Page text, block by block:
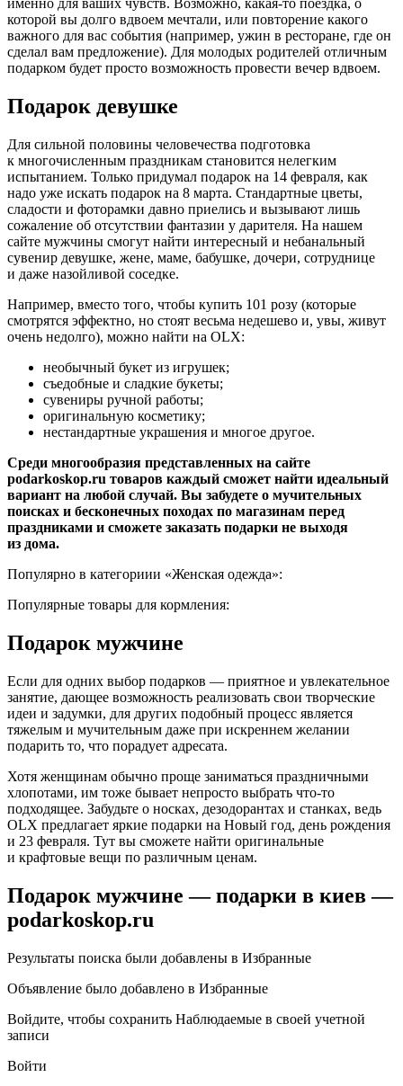
именно для ваших чувств. Возможно, какая-то поездка, о
которой вы долго вдвоем мечтали, или повторение какого
важного для вас события (например, ужин в ресторане, где он
сделал вам предложение). Для молодых родителей отличным
подарком будет просто возможность провести вечер вдвоем.
Подарок девушке
Для сильной половины человечества подготовка
к многочисленным праздникам становится нелегким
испытанием. Только придумал подарок на 14 февраля, как
надо уже искать подарок на 8 марта. Стандартные цветы,
сладости и фоторамки давно приелись и вызывают лишь
сожаление об отсутствии фантазии у дарителя. На нашем
сайте мужчины смогут найти интересный и небанальный
сувенир девушке, жене, маме, бабушке, дочери, сотруднице
и даже назойливой соседке.
Например, вместо того, чтобы купить 101 розу (которые
смотрятся эффектно, но стоят весьма недешево и, увы, живут
очень недолго), можно найти на OLX:
необычный букет из игрушек;
съедобные и сладкие букеты;
сувениры ручной работы;
оригинальную косметику;
нестандартные украшения и многое другое.
Среди многообразия представленных на сайте
podarkoskop.ru товаров каждый сможет найти идеальный
вариант на любой случай. Вы забудете о мучительных
поисках и бесконечных походах по магазинам перед
праздниками и сможете заказать подарки не выходя
из дома.
Популярно в категориии «Женская одежда»:
Популярные товары для кормления:
Подарок мужчине
Если для одних выбор подарков — приятное и увлекательное
занятие, дающее возможность реализовать свои творческие
идеи и задумки, для других подобный процесс является
тяжелым и мучительным даже при искреннем желании
подарить то, что порадует адресата.
Хотя женщинам обычно проще заниматься праздничными
хлопотами, им тоже бывает непросто выбрать что-то
подходящее. Забудьте о носках, дезодорантах и станках, ведь
OLX предлагает яркие подарки на Новый год, день рождения
и 23 февраля. Тут вы сможете найти оригинальные
и крафтовые вещи по различным ценам.
Подарок мужчине — подарки в киев —
podarkoskop.ru
Результаты поиска были добавлены в Избранные
Объявление было добавлено в Избранные
Войдите, чтобы сохранить Наблюдаемые в своей учетной
записи
Войти